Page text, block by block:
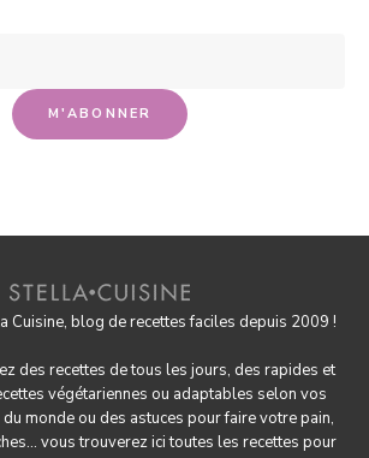
Cuisine, blog de recettes faciles depuis 2009 !
des recettes de tous les jours, des rapides et
végétariennes ou adaptables selon vos
monde ou des astuces pourfaire votre pain,
... vous trouverez ici toutes les recettes pour